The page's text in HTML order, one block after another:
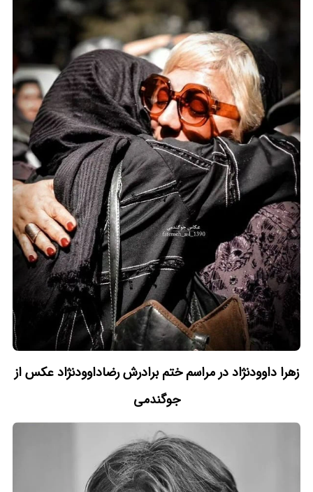
زهرا داوودنژاد در مراسم ختم برادرش رضاداوودنژاد عکس از
جوگندمی